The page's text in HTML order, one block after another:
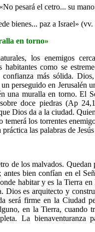
«No pesará el cetro... su
bienes... paz a Israel»
en torno»
los enemigos
habitantes como se
más sólida.
perseguido en Jerusalén
una muralla en torno. El
doce piedras (Ap
Dios da a la ciudad.
los torrentes
las palabras de
de los malvados.
antes bien confían en el
habitar y es la Tierra
Dios es arquitecto y
será firme en la Ciudad
en la Tierra, cuando
La bienaventuranza